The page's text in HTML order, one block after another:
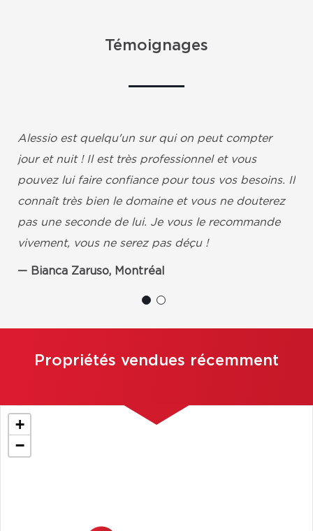
Témoignages
Alessio est quelqu'un sur qui on peut compter
jour et nuit ! Il est très professionnel et vous
pouvez lui faire confiance pour tous vos besoins. Il
connaît très bien le domaine et vous ne douterez
pas une seconde de lui. Je vous le recommande
vivement, vous ne serez pas déçu !
Bianca Zaruso, Montréal
Propriétés vendues récemment
+
−